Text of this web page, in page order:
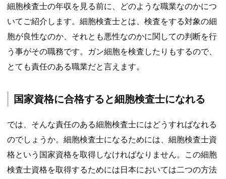
細胞検査士の年収を見る前に、どのような職業なのかにつ
いてご紹介します。細胞検査士とは、検査をする対象の細
胞が良性なのか、それとも悪性なのかに関しての判断を行
う事がその職務です。ガン細胞を検査したりもするので、
とても責任のある職業だと言えます。
国家資格に合格すると細胞検査士になれる
では、そんな責任のある細胞検査士にはどうすればなれる
のでしょうか。細胞検査士になるためには、細胞検査士資
格という国家資格を取得しなければなりません。この細胞
検査士資格を取得するためには日本においては二つの方法